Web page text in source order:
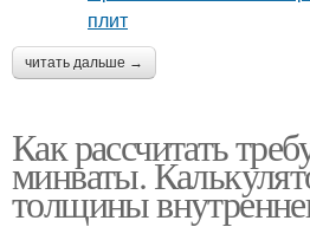
читать дальше →
Как рассчитать
минваты.
толщины